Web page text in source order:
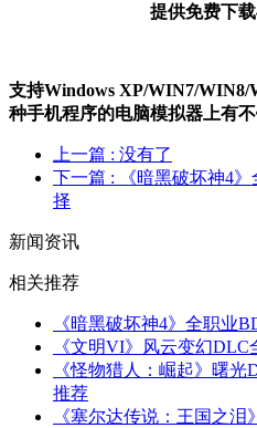
提供免费下
支持Windows XP/WIN7/WIN8/
种手机程序的电脑模拟器上有不
上一篇 : 没有了
下一篇 : 《暗黑破坏神4
择
新闻资讯
相关推荐
《暗黑破坏神4》全职业
《文明VI》风云变幻
《怪物猎人：崛起》曙
推荐
《塞尔达传说：王国之